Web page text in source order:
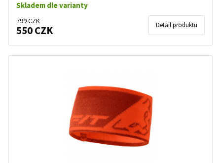
Skladem dle varianty
799 CZK
550 CZK Detail produktu